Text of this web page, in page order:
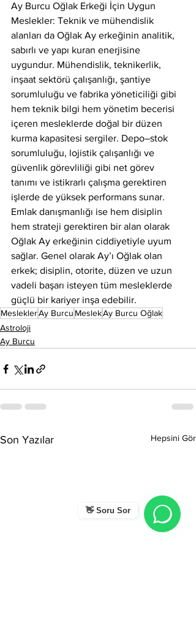
👋 Soru Sor
Ay Burcu Oğlak Erkeği İçin Uygun
Meslekler: Teknik ve mühendislik
alanları da Oğlak Ay erkeğinin analitik,
sabırlı ve yapı kuran enerjisine
uygundur. Mühendislik, teknikerlik,
inşaat sektörü çalışanlığı, şantiye
sorumluluğu ve fabrika yöneticiliği gibi
hem teknik bilgi hem yönetim becerisi
içeren mesleklerde doğal bir düzen
kurma kapasitesi sergiler. Depo–stok
sorumluluğu, lojistik çalışanlığı ve
güvenlik görevliliği gibi net görev
tanımı ve istikrarlı çalışma gerektiren
işlerde de yüksek performans sunar.
Emlak danışmanlığı ise hem disiplin
hem strateji gerektiren bir alan olarak
Oğlak Ay erkeğinin ciddiyetiyle uyum
sağlar. Genel olarak Ay’ı Oğlak olan
erkek; disiplin, otorite, düzen ve uzun
vadeli başarı isteyen tüm mesleklerde
güçlü bir kariyer inşa edebilir.
MesleklerAy Burcu MeslekAy Burcu Oğlak
Astroloji
Ay Burcu
Son Yazılar Hepsini Gör